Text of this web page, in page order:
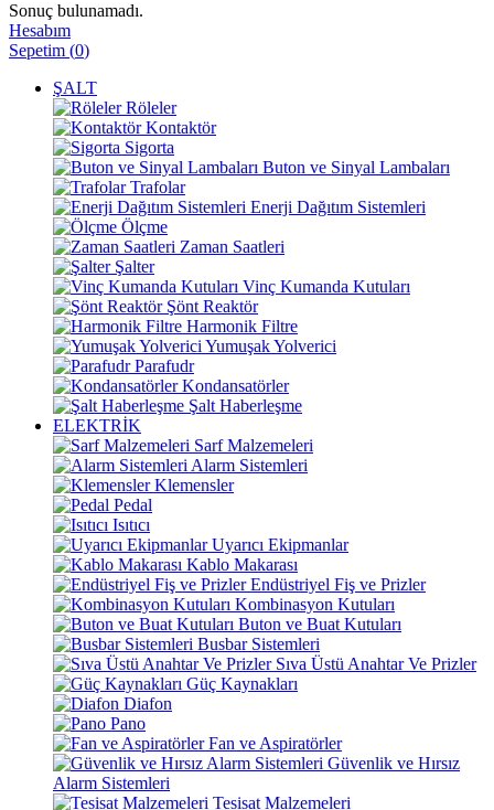
Sonuç bulunamadı.
Hesabım
Sepetim (0)
ŞALT
Röleler
Kontaktör
Sigorta
Buton ve Sinyal Lambaları
Trafolar
Enerji Dağıtım Sistemleri
Ölçme
Zaman Saatleri
Şalter
Vinç Kumanda Kutuları
Şönt Reaktör
Harmonik Filtre
Yumuşak Yolverici
Parafudr
Kondansatörler
Şalt Haberleşme
ELEKTRİK
Sarf Malzemeleri
Alarm Sistemleri
Klemensler
Pedal
Isıtıcı
Uyarıcı Ekipmanlar
Kablo Makarası
Endüstriyel Fiş ve Prizler
Kombinasyon Kutuları
Buton ve Buat Kutuları
Busbar Sistemleri
Sıva Üstü Anahtar Ve Prizler
Güç Kaynakları
Diafon
Pano
Fan ve Aspiratörler
Güvenlik ve Hırsız
Alarm Sistemleri
Tesisat Malzemeleri